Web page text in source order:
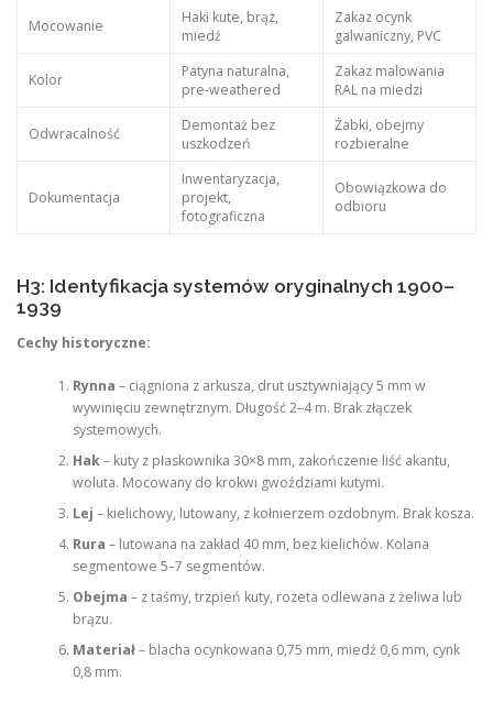
Mocowanie
Haki kute, brąz,
miedź
Zakaz ocynk
galwaniczny, PVC
Kolor
Patyna naturalna,
pre-weathered
Zakaz malowania
RAL na miedzi
Odwracalność
Demontaż bez
uszkodzeń
Żabki, obejmy
rozbieralne
Dokumentacja
Inwentaryzacja,
projekt,
fotograficzna
Obowiązkowa do
odbioru
H3: Identyfikacja systemów oryginalnych 1900–
1939
Cechy historyczne:
Rynna – ciągniona z arkusza, drut usztywniający 5 mm w
wywinięciu zewnętrznym. Długość 2–4 m. Brak złączek
systemowych.
Hak– kuty z płaskownika 30×8 mm, zakończenie liść akantu,
woluta. Mocowany do krokwi gwoździami kutymi.
Lej – kielichowy, lutowany, z kołnierzem ozdobnym. Brak kosza.
Rura – lutowana na zakład 40 mm, bez kielichów. Kolana
segmentowe 5–7 segmentów.
Obejma – z taśmy, trzpień kuty, rozeta odlewana z żeliwa lub
brązu.
Materiał– blacha ocynkowana 0,75 mm, miedź 0,6 mm, cynk
0,8 mm.